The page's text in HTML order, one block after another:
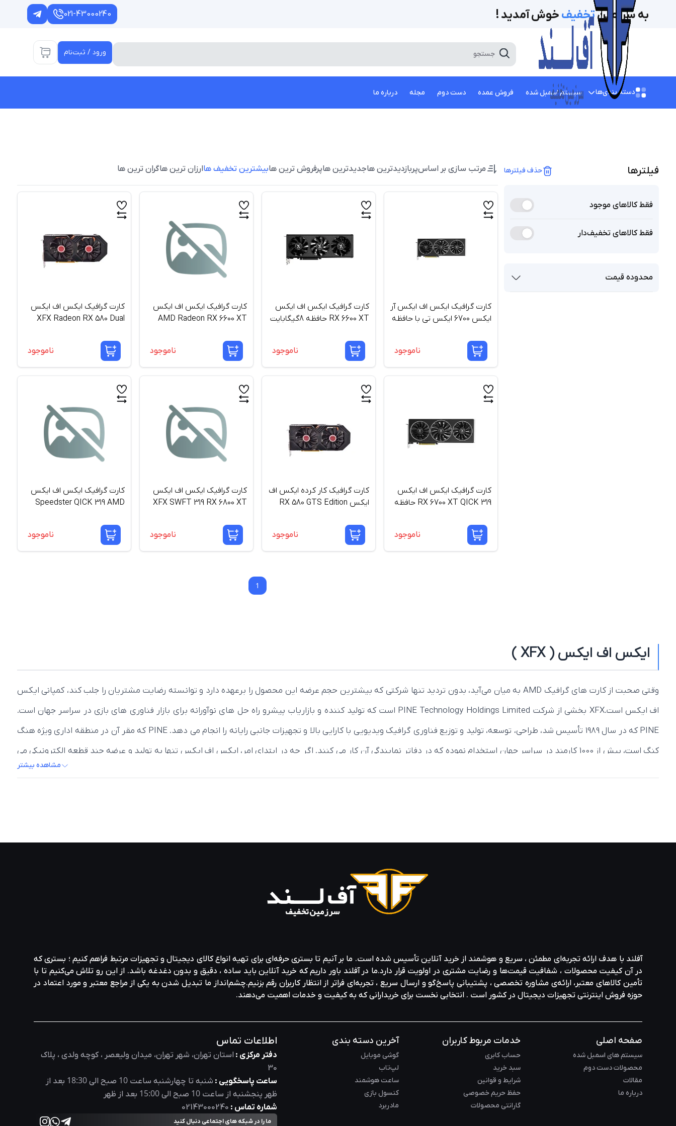
به سرزمینتخفیف‌ خوش آمدید ! 021-43000240
ورود / ثبت‌نام
دسته بندی‌ها سیستم اسمبل شده فروش عمده دست دوم مجله درباره ما
فیلتر‌ها حذف فیلترها
فقط کالاهای موجود
فقط کالاهای تخفیف‌دار
محدوده قیمت
مرتب سازی بر اساسپربازدیدترین هاجدیدترین هاپرفروش ترین هابیشترین تخفیف هاارزان ترین هاگران ترین ها
کارت گرافیک ایکس اف ایکس آر
ایکس 6700 ایکس تی با حافظه
ناموجود
کارت گرافیک ایکس اف ایکس
RX 6600 XT حافظه 8گیگابایت
ناموجود
کارت گرافیک ایکس اف ایکس
AMD Radeon RX 6600 XT
ناموجود
کارت گرافیک ایکس اف ایکس
XFX Radeon RX 580 Dual
ناموجود
کارت گرافیک ایکس اف ایکس
RX 6700 XT QICK 319 حافظه
ناموجود
کارت گرافیک کار کرده ایکس اف
ایکس RX 580 GTS Edition
گیگابایت
ناموجود
کارت گرافیک ایکس اف ایکس
XFX SWFT 319 RX 6800 XT
ناموجود
کارت گرافیک ایکس اف ایکس
Speedster QICK 319 AMD
ناموجود
11
ایکس اف ایکس ( XFX )
وقتی صحبت از کارت‌ های گرافیک AMD به میان می‌آید، بدون تردید تنها شرکتی که بیشترین حجم عرضه این محصول را برعهده دارد و توانسته رضایت مشتریان را جلب کند، کمپانی ایکس
اف ایکس است.XFX بخشی از شرکت PINE Technology Holdings Limited است که تولید کننده و بازاریاب پیشرو راه حل های نوآورانه برای بازار فناوری های بازی در سراسر جهان است.
PINE که در سال 1989 تأسیس شد، طراحی، توسعه، تولید و توزیع فناوری گرافیک ویدیویی با کارایی بالا و تجهیزات جانبی رایانه را انجام می دهد. PINE که مقر آن در منطقه اداری ویژه هنگ
کنگ است، بیش از 1000 کارمند در سراسر جهان استخدام نموده که در دفاتر نمایندگی آن کار می کنند. اگر چه در ابتدای امر، ایکس اف ایکس تنها به تولید و عرضه چند قطعه الکترونیکی می
پرداخت اما به مرور زمان طیف گسترده ای از محصولات خود را روانه بازار فروش جهانی کرد. کارت‌ های ویدئویی، منبع تغذیه و لوازم جانبی رایانه ‌ای، همه از مهمترین مواردی هستند که برند
مشاهده بیشتر
آفلند با هدف ارائه‌ تجربه‌ای مطمئن ، سریع و هوشمند از خرید آنلاین تأسیس شده است. ما بر آنیم تا بستری حرفه‌ای برای تهیه‌ انواع کالای دیجیتال و تجهیزات مرتبط فراهم کنیم ؛ بستری که
در آن کیفیت محصولات ، شفافیت قیمت‌ها و رضایت مشتری در اولویت قرار دارد.ما در آفلند باور داریم که خرید آنلاین باید ساده ، دقیق و بدون دغدغه باشد. از این رو تلاش می‌کنیم تا با
تأمین کالاهای معتبر، ارائه‌ی مشاوره‌ تخصصی ، پشتیبانی پاسخ‌گو و ارسال سریع ، تجربه‌ای فراتر از انتظار کاربران رقم بزنیم.چشم‌انداز ما تبدیل شدن به یکی از مراجع معتبر و مورد اعتماد در
حوزه‌ فروش اینترنتی تجهیزات دیجیتال در کشور است . انتخابی نخست برای خریدارانی که به کیفیت و خدمات اهمیت می‌دهند.
صفحه اصلی
سیستم های اسمبل شده
محصولات دست دوم
مقالات
درباره ما
خدمات مربوط کاربران
حساب کابری
سبد خرید
شرایط و قوانین
حفظ حریم خصوصی
گارانتی محصولات
آخرین دسته بندی
گوشی موبایل
لپ‌تاب
ساعت هوشمند
کنسول بازی
مادربرد
اطلاعات تماس
دفتر مرکزی : استان تهران، شهر تهران، میدان ولیعصر ، کوچه ولدی ، پلاک
30
ساعت پاسخگویی : شنبه تا چهارشنبه ساعت صبح الی 18:30 بعد از
ظهر پنجشنبه از ساعت صبح الی 15:00 بعد از ظهر
شماره تماس : 02143000240
ما را در شبکه های اجتماعی دنبال کنید